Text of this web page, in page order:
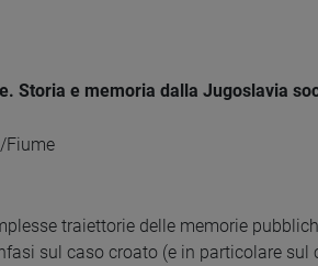
Storia e memoria dalla Jugoslavia
Fiume
traiettorie delle memorie
sul caso croato (e in particolare